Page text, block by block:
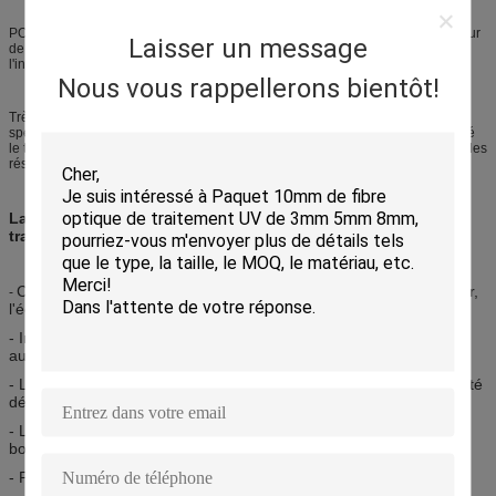
Laisser un message
Nous vous rappellerons bientôt!
POF et ses connecteurs et optoélectronique sont des pièces du consommateur
de coût bas qui permettent à des installateurs de sauver sur les coûts et
l'installation de câble, aussi bien qu'essai et temps d'entretien.
Très utilisé dans plus de 20 millions de voitures pour les réseaux d'info-
spectacle, POF fait partie de la norme des véhicules à moteur, milieu a orienté
le transport de systèmes pour la transmission de données ultra-rapide dans des
réseaux de voiture.
La caractéristique de la fibre optique en plastique pour la
transmission de données
- Coût bas pour l'entretien, la ressource économisante de tonnelier,
l'économie d'énergie et la protection de l'environnement.
- Immunisé contre le rayonnement d'onde électromagnétique,
aucun effet de bruit, bonne capacité de résister à la perturbation.
- Le bas poids, flexible, haute résistent au flottement et au décolleté
déterminé, longévité.
- Largeur de bande élevée, représentation à grande vitesse et
bonne.
- Protection de la vie privée élevée, sécurité fiable.